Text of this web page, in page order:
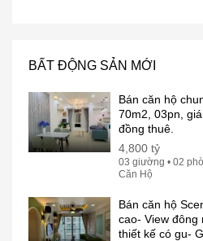
BẤT ĐỘNG SẢN MỚI
Bán căn hộ
70m2, 03pn,
đồng thuê.
4,800 tỷ
03 giường • 02
Căn Hộ
Bán căn hộ
cao- View đông
thiết kế có gu-